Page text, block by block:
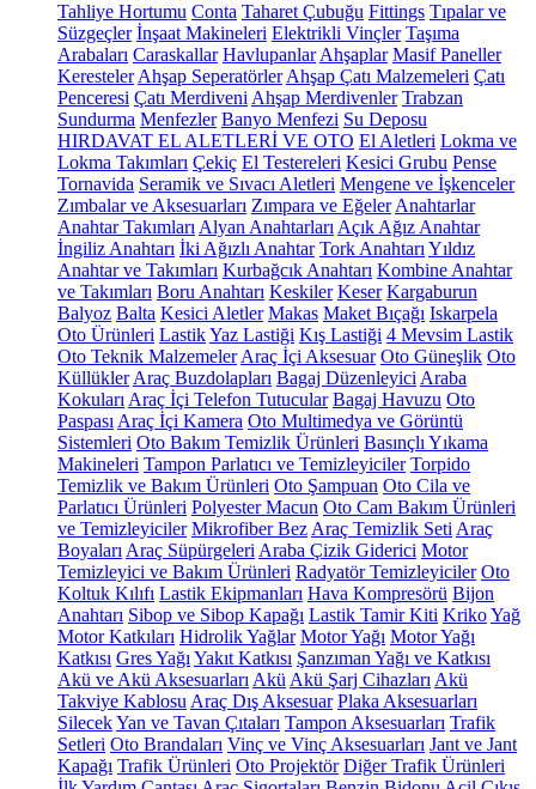
Tahliye Hortumu Conta Taharet Çubuğu Fittings Tıpalar ve
Süzgeçler İnşaat Makineleri Elektrikli Vinçler Taşıma
Arabaları Caraskallar Havlupanlar Ahşaplar Masif Paneller
Keresteler Ahşap Seperatörler Ahşap Çatı Malzemeleri Çatı
Penceresi Çatı Merdiveni Ahşap Merdivenler Trabzan
Sundurma Menfezler Banyo Menfezi Su Deposu
HIRDAVAT EL ALETLERİ VE OTO El Aletleri Lokma ve
Lokma Takımları Çekiç El Testereleri Kesici Grubu Pense
Tornavida Seramik ve Sıvacı Aletleri Mengene ve İşkenceler
Zımbalar ve Aksesuarları Zımpara ve Eğeler Anahtarlar
Anahtar Takımları Alyan Anahtarları Açık Ağız Anahtar
İngiliz Anahtarı İki Ağızlı Anahtar Tork Anahtarı Yıldız
Anahtar ve Takımları Kurbağcık Anahtarı Kombine Anahtar
ve Takımları Boru Anahtarı Keskiler Keser Kargaburun
Balyoz Balta Kesici Aletler Makas Maket Bıçağı Iskarpela
Oto Ürünleri LastikYaz Lastiği Kış Lastiği 4 Mevsim Lastik
Oto Teknik Malzemeler Araç İçi Aksesuar Oto Güneşlik Oto
Küllükler Araç Buzdolapları Bagaj Düzenleyici Araba
Kokuları Araç İçi Telefon Tutucular Bagaj Havuzu Oto
Paspası Araç İçi Kamera Oto Multimedya ve Görüntü
Sistemleri Oto Bakım Temizlik Ürünleri Basınçlı Yıkama
Makineleri Tampon Parlatıcı ve Temizleyiciler Torpido
Temizlik ve Bakım Ürünleri Oto Şampuan Oto Cila ve
Parlatıcı Ürünleri Polyester Macun Oto Cam Bakım Ürünleri
ve Temizleyiciler Mikrofiber Bez Araç Temizlik Seti Araç
Boyaları Araç Süpürgeleri Araba Çizik Giderici Motor
Temizleyici ve Bakım Ürünleri Radyatör Temizleyiciler Oto
Koltuk Kılıfı Lastik Ekipmanları Hava Kompresörü Bijon
Anahtarı Sibop ve Sibop Kapağı Lastik Tamir Kiti KrikoYağ
Motor Katkıları Hidrolik Yağlar Motor Yağı Motor Yağı
Katkısı Gres Yağı Yakıt Katkısı Şanzıman Yağı ve Katkısı
Akü ve Akü Aksesuarları Akü Akü Şarj Cihazları Akü
Takviye Kablosu Araç Dış Aksesuar Plaka Aksesuarları
SilecekYan ve Tavan Çıtaları Tampon Aksesuarları Trafik
Setleri Oto Brandaları Vinç ve Vinç Aksesuarları Jant ve Jant
Kapağı Trafik Ürünleri Oto Projektör Diğer Trafik Ürünleri